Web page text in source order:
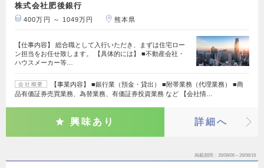
株式会社肥後銀行
400万円 ～ 1049万円 熊本県
【仕事内容】 総合職として入行いただき、まずは住宅ロー
ン担当をお任せ致します。 【具体的には】 ■不動産会社・
ハウスメーカー等…
会社概要
【事業内容】 ■銀行業（預金・貸出） ■附帯業務（代理業務） ■商
品有価証券売買業務、為替業務、有価証券投資業務 など 【会社情…
興味あり 詳細へ
掲載期間 26/08/06～26/08/19